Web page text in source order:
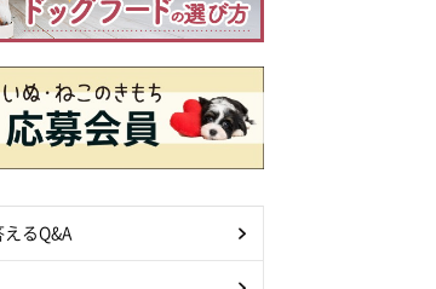
るQ&A